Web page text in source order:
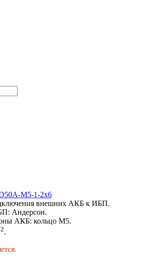
M5-1-2х6
внешних АКБ к ИБП.
Андерсон.
АКБ: кольцо М5.
2.